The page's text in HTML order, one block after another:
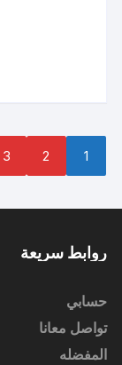
1
2
3
روابط سريعة
حسابي
تواصل معانا
المفضله